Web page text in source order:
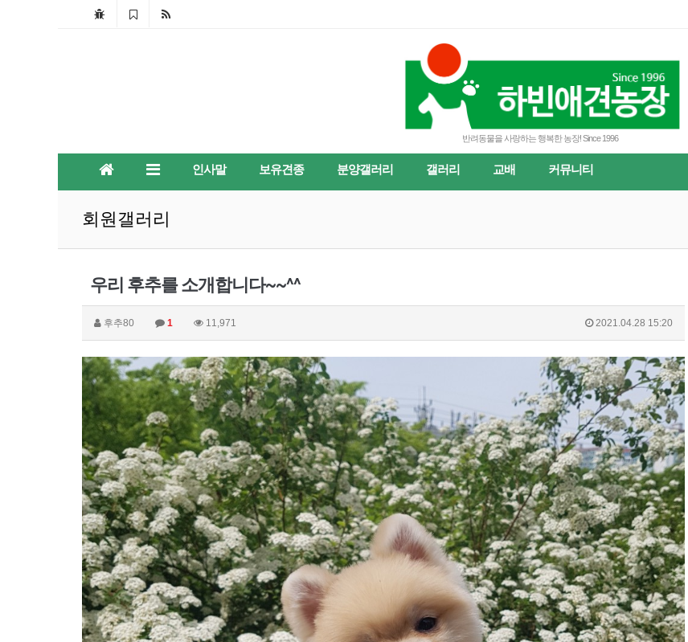
반려동물을 사랑하는 행복한 농장! Since 1996
인사말 보유견종 분양갤러리 갤러리 교배 커뮤니티
회원갤러리
우리 후추를 소개합니다~~^^
후추80 1 11,971 2021.04.28 15:20